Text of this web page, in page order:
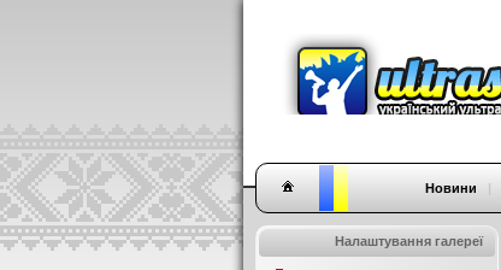
Новини |
Налаштування галереї